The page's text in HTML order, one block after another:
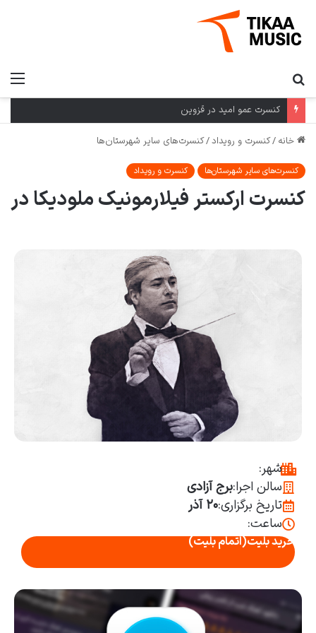
کنسرت عمو امید در قزوین
خانه /کنسرت و رویداد/کنسرت‌های سایر شهرستان‌ها
کنسرت‌های سایر شهرستان‌ها کنسرت و رویداد
کنسرت ارکستر فیلارمونیک ملودیکا در
شهر:
سالن اجرا:برج آزادی
تاریخ برگزاری:۲۰ آذر
ساعت:
خرید بلیت(اتمام بلیت)